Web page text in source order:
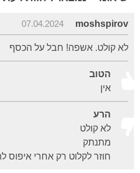
moshspirov
07.04.2024
לא קולט. אשפה! חבל על הכסף
הטוב
אין
הרע
לא קולט
מתנתק
חוזר לקלוט רק אחרי איפוס